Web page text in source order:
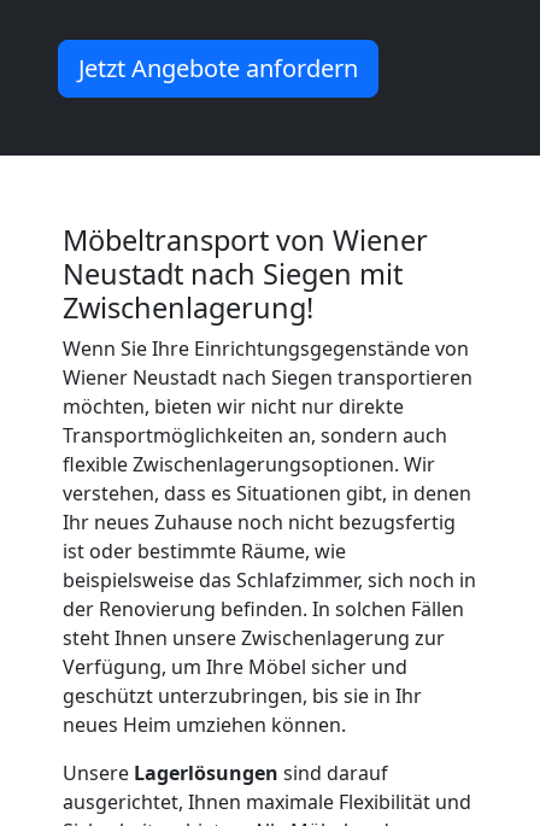
Jetzt Angebote anfordern
Möbeltransport von Wiener
Neustadt nach Siegen mit
Zwischenlagerung!
Wenn Sie Ihre Einrichtungsgegenstände von
Wiener Neustadt nach Siegen transportieren
möchten, bieten wir nicht nur direkte
Transportmöglichkeiten an, sondern auch
flexible Zwischenlagerungsoptionen. Wir
verstehen, dass es Situationen gibt, in denen
Ihr neues Zuhause noch nicht bezugsfertig
ist oder bestimmte Räume, wie
beispielsweise das Schlafzimmer, sich noch in
der Renovierung befinden. In solchen Fällen
steht Ihnen unsere Zwischenlagerung zur
Verfügung, um Ihre Möbel sicher und
geschützt unterzubringen, bis sie in Ihr
neues Heim umziehen können.
Unsere Lagerlösungen sind darauf
ausgerichtet, Ihnen maximale Flexibilität und
Umzug
Küchenumzug
Wiener
Neustadt
Umzug
und
Lagerung
Wiener
Neustadt